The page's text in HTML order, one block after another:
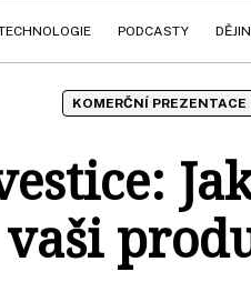
PODCASTY
KOMERČNÍ PREZENTACE